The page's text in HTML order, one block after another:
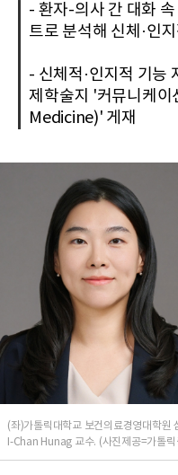
- 환자-의사 간 대화
트로 분석해 신체·인
- 신체적·인지적 기능
제학술지 '커뮤니케
Medicine)' 게재
(좌)가톨릭대학교 보건의료경영대학원
I-Chan Hunag 교수. (사진제공=가톨릭